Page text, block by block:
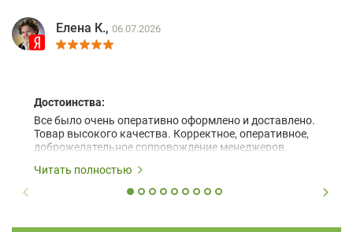
Елена К., 06.07.2026
Достоинства:
Все было очень оперативно оформлено и доставлено.
Товар высокого качества. Корректное, оперативное,
доброжелательное сопровождение менеджеров.
Читать полностью